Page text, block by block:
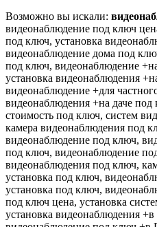
Возможно вы искали:
видеонаблюдение под ключ
под ключ, установка
видеонаблюдение дома под
под ключ, видеонаблюдение
установка видеонаблюдения
видеонаблюдение +для
видеонаблюдения +на даче
стоимость под ключ, систем
камера видеонаблюдения под
видеонаблюдение под ключ,
под ключ, видеонаблюдение
видеонаблюдения под ключ,
установка под ключ,
установка под ключ,
под ключ цена, установка
установка видеонаблюдения